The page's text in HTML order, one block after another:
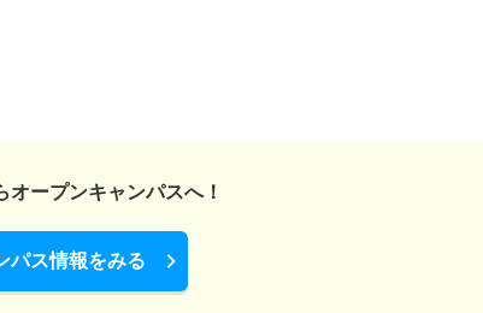
オープンキャンパスへ！
パス情報をみる